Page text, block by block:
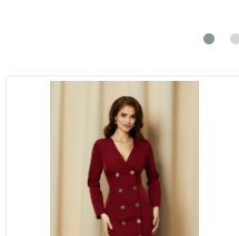
centrul atenției. De la o
sacou roșie. Așa că nu
persoana dragă cu un